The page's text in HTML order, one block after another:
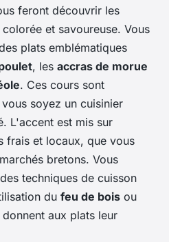
feront découvrir les
et savoureuse. Vous
plats emblématiques
, les accras de morue
. Ces cours sont
soyez un cuisinier
L'accent est mis sur
frais et locaux, que vous
bretons. Vous
techniques de cuisson
du feu de bois ou
aux plats leur